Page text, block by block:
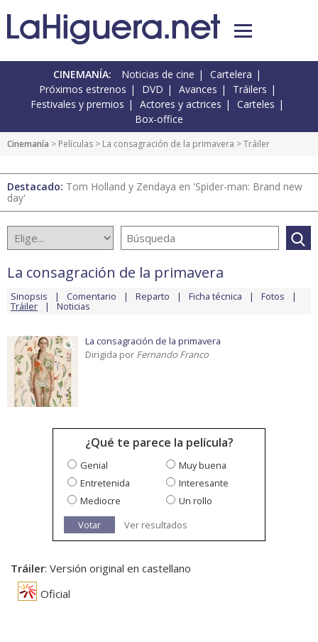
CINEMANÍA: Noticias de cine
Cartelera
Próximos estrenos
DVD Avances
Tráilers
Festivales y premios
Actores y actrices
Carteles
Box-office
Cinemanía > Películas > La consagración de la primavera > Tráiler
Destacado: Tom Holland y Zendaya en 'Spider-man: Brand new
day'
La consagración de la primavera
Sinopsis Comentario Reparto Ficha técnica Fotos
Tráiler Noticias
La consagración de la primavera
Dirigida por Fernando Franco
¿Qué te parece la película?
Genial
Muy buena
Entretenida
Interesante
Mediocre
Un rollo
Votar
Ver resultados
Tráiler: Versión original en castellano
Oficial